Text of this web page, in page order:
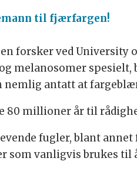
til fjærfargen!
forsker ved
melanosomer
nemlig antatt at
80 millioner år til
fugler, blant annet
som vanligvis brukes